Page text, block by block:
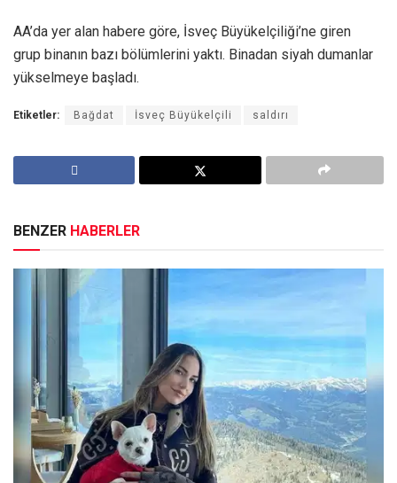
AA’da yer alan habere göre, İsveç Büyükelçiliği’ne giren
grup binanın bazı bölümlerini yaktı. Binadan siyah dumanlar
yükselmeye başladı.
Etiketler: Bağdat İsveç Büyükelçili saldırı
BENZER HABERLER